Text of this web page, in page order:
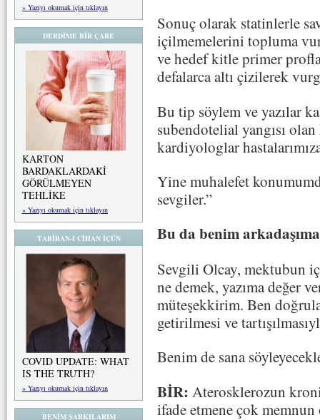
» Yazıyı okumak için tıklayın
DERDİME BİR ÇARE
KARTON
BARDAKLARDAKİ
GÖRÜLMEYEN
TEHLİKE
» Yazıyı okumak için tıklayın
TABİBAN-I CİHAN İÇÜN
COVID UPDATE: WHAT
IS THE TRUTH?
» Yazıyı okumak için tıklayın
BENİM ŞARKILARIM
Sonuç olarak statinlerle
içilmemelerini topluma
ve hedef kitle primer
defalarca altı çizilerek
Bu tip söylem ve yazılar
subendotelial yangısı
kardiyologlar
Yine muhalefet
sevgiler.”
Bu da benim
Sevgili Olcay, mektubun
ne demek, yazıma değer
müteşekkirim. Ben
getirilmesi ve
Benim de sana
BİR: Aterosklerozun
ifade etmene çok